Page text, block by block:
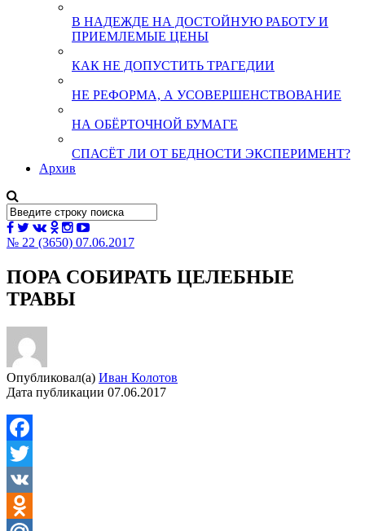
В НАДЕЖДЕ НА ДОСТОЙНУЮ РАБОТУ И
ПРИЕМЛЕМЫЕ ЦЕНЫ
КАК НЕ ДОПУСТИТЬ ТРАГЕДИИ
НЕ РЕФОРМА, А УСОВЕРШЕНСТВОВАНИЕ
НА ОБЁРТОЧНОЙ БУМАГЕ
СПАСЁТ ЛИ ОТ БЕДНОСТИ ЭКСПЕРИМЕНТ?
Архив
№ 22 (3650) 07.06.2017
ПОРА СОБИРАТЬ ЦЕЛЕБНЫЕ
ТРАВЫ
Опубликовал(а) Иван Колотов
Дата публикации 07.06.2017
Facebook
Twitter
VK